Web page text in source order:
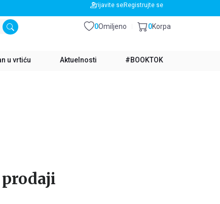
BESPLATNA DOSTAVA ZA IZNOS PREKO 3500 RSD
Prijavite se Registrujte se
Omiljeno
0 Korpa
0
u vrtiću Aktuelnosti #BOOKTOK
prodaji